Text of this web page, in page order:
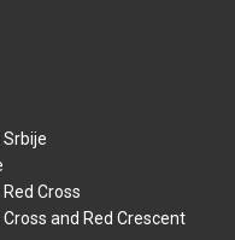
Cross
and Red Crescent